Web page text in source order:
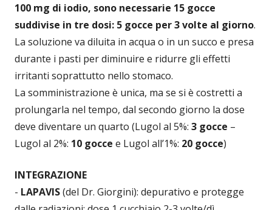
100 mg di iodio, sono necessarie 15 gocce
suddivise in tre dosi: 5 gocce per 3 volte al giorno.
La soluzione va diluita in acqua o in un succo e presa
durante i pasti per diminuire e ridurre gli effetti
irritanti soprattutto nello stomaco.
La somministrazione è unica, ma se si è costretti a
prolungarla nel tempo, dal secondo giorno la dose
deve diventare un quarto (Lugol al 5%: 3 gocce –
Lugol al 2%: 10 gocce e Lugol all’1%: 20 gocce)
INTEGRAZIONE
- LAPAVIS(del Dr. Giorgini): depurativo e protegge